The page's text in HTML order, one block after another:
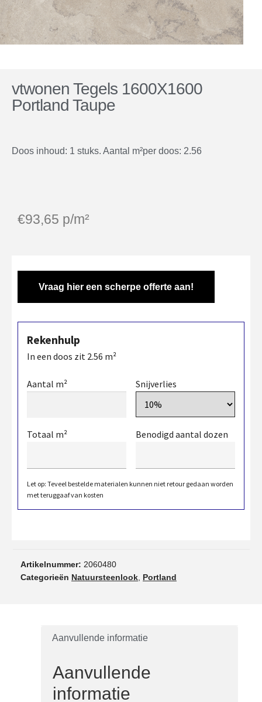
vtwonen Tegels 1600X1600
Portland Taupe
Doos inhoud: 1 stuks. Aantal m²per doos: 2.56
€93,65 p/m²
Vraag hier een scherpe offerte aan!
Rekenhulp
In een doos zit 2.56 m²
Aantal m² Snijverlies
Totaal m² Benodigd aantal dozen
Let op: Teveel bestelde materialen kunnen niet retour gedaan worden
met teruggaaf van kosten
Artikelnummer: 2060480
Categorieën Natuursteenlook Portland
Aanvullende informatie
Aanvullende
informatie